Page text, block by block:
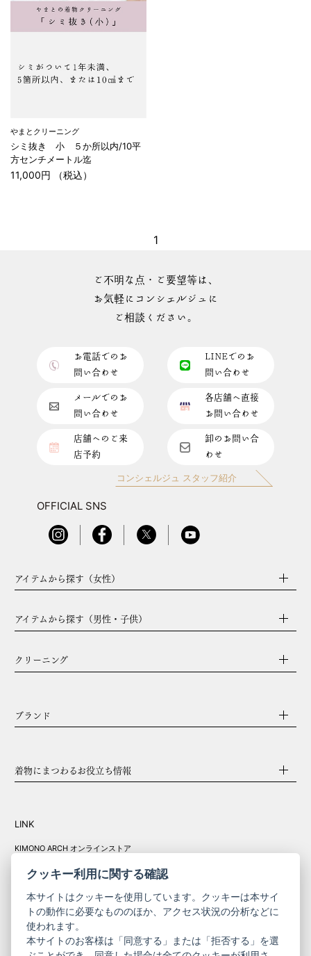
やまとクリーニング
シミ抜き 小 ５か所以内/10平
方センチメートル迄
11,000円 （税込）
1
ご不明な点・ご要望等は、
お気軽にコンシェルジュに
ご相談ください。
お電話でのお
問い合わせ
LINEでのお
問い合わせ
メールでのお
問い合わせ
各店舗へ直接
お問い合わせ
店舗へのご来
店予約
卸のお問い合
わせ
コンシェルジュ スタッフ紹介
OFFICIAL SNS
アイテムから探す（女性）
アイテムから探す（男性・子供）
クリーニング
ブランド
着物にまつわるお役立ち情報
LINK
KIMONO ARCH オンラインストア
コーポレート
きものやまと振
袖
クッキー利用に関する確認
本サイトはクッキーを使用しています。クッキーは本サイ
トの動作に必要なもののほか、アクセス状況の分析などに
使われます。
本サイトのお客様は「同意する」または「拒否する」を選